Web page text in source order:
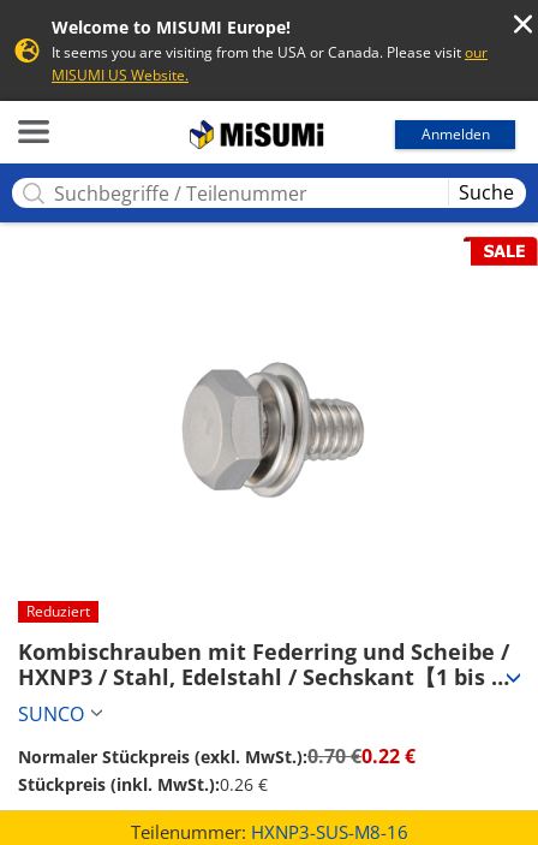
Welcome to MISUMI Europe!
It seems you are visiting from the USA or Canada. Please visitour
MISUMI US Website.
Anmelden
Suche
Reduziert
Kombischrauben mit Federring und Scheibe /
HXNP3 / Stahl, Edelstahl / Sechskant【1 bis
2,000 Stück】 (HXNP3-SUS-M8-16)
SUNCO
Normaler Stückpreis (exkl. MwSt.):0.70 €0.22 €
Stückpreis (inkl. MwSt.):0.26 €
Teilenummer: HXNP3-SUS-M8-16